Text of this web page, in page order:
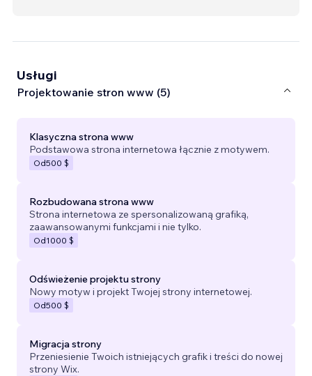
Usługi
Projektowanie stron www (5)
Klasyczna strona www
Podstawowa strona internetowa łącznie z motywem.
Od500 $
Rozbudowana strona www
Strona internetowa ze spersonalizowaną grafiką,
zaawansowanymi funkcjami i nie tylko.
Od1000 $
Odświeżenie projektu strony
Nowy motyw i projekt Twojej strony internetowej.
Od500 $
Migracja strony
Przeniesienie Twoich istniejących grafik i treści do nowej
strony Wix.